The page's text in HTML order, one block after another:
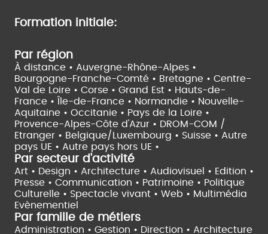
Formation initiale:
Par région
À distance • Auvergne-Rhône-Alpes •
Bourgogne-Franche-Comté • Bretagne • Centre-
Val de Loire • Corse • Grand Est • Hauts-de-
France • Île-de-France • Normandie • Nouvelle-
Aquitaine • Occitanie • Pays de la Loire •
Provence-Alpes-Côte d'Azur • DROM-COM /
Etranger • Belgique/Luxembourg • Suisse • Autre
pays UE • Autre pays hors UE •
Par secteur d'activité
Art • Design • Architecture • Audiovisuel • Edition •
Presse • Communication • Patrimoine • Politique
Culturelle • Spectacle vivant • Web • Multimédia
Evènementiel
Par famille de métiers
Administration • Gestion • Direction • Architecture